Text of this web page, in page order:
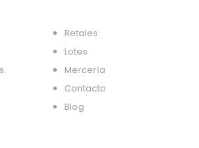
Retales
Lotes
Mercería
Contacto
Blog